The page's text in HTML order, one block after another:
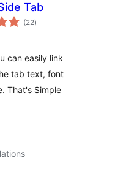
Tab
(22total
ratings
)
can easily link
tab text, font
That's Simple